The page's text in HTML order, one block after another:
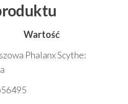
Wartość
Phalanx Scythe: